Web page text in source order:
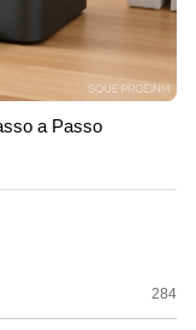
a Passo
284